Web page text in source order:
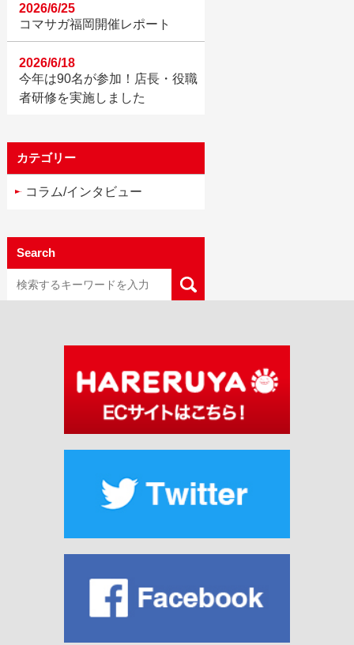
コマサガ福岡開催レポート
2026/6/25
今年は90名が参加！店長・役職
者研修を実施しました
2026/6/18
カテゴリー
コラム/インタビュー
Search